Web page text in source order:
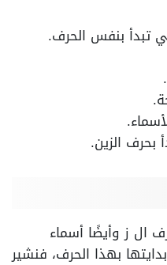
تبدأ بنفس الحرف.
بحرف الزين.
ال ز وأيضًا أسماء
بهذا الحرف، فنشير